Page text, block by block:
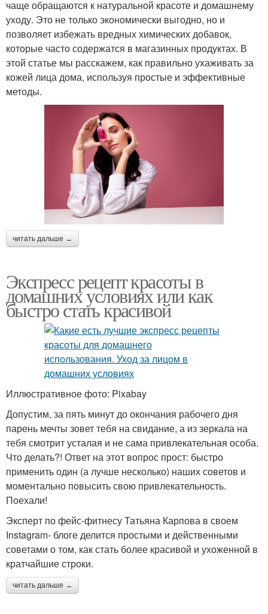
чаще обращаются к натуральной красоте и домашнему
уходу. Это не только экономически выгодно, но и
позволяет избежать вредных химических добавок,
которые часто содержатся в магазинных продуктах. В
этой статье мы расскажем, как правильно ухаживать за
кожей лица дома, используя простые и эффективные
методы.
читать дальше →
Экспресс рецепт красоты в
домашних условиях или как
быстро стать красивой
Иллюстративное фото: Pixabay
Допустим, за пять минут до окончания рабочего дня
парень мечты зовет тебя на свидание, а из зеркала на
тебя смотрит усталая и не сама привлекательная особа.
Что делать?! Ответ на этот вопрос прост: быстро
применить один (а лучше несколько) наших советов и
моментально повысить свою привлекательность.
Поехали!
Эксперт по фейс-фитнесу Татьяна Карпова в своем
Instagram- блоге делится простыми и действенными
советами о том, как стать более красивой и ухоженной в
кратчайшие строки.
читать дальше →